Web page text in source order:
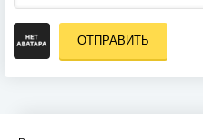
ОТПРАВИТЬ